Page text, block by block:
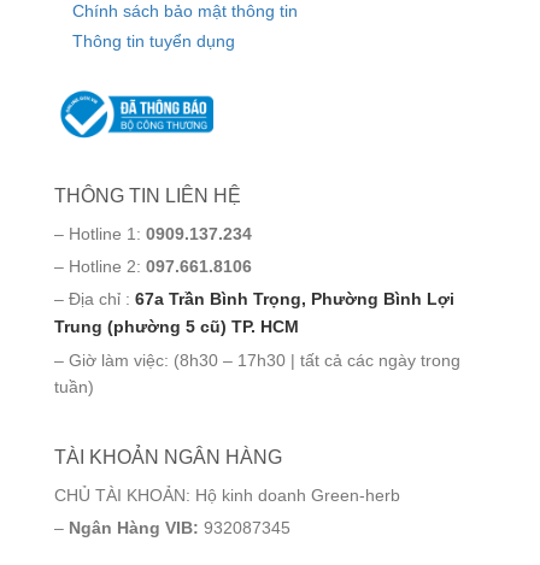
Chính sách bảo mật thông tin
Thông tin tuyển dụng
THÔNG TIN LIÊN HỆ
– Hotline 1: 0909.137.234
– Hotline 2: 097.661.8106
– Địa chỉ : 67a Trần Bình Trọng, Phường Bình Lợi
Trung (phường 5 cũ) TP. HCM
– Giờ làm việc: (8h30 – 17h30 | tất cả các ngày trong
tuần)
TÀI KHOẢN NGÂN HÀNG
CHỦ TÀI KHOẢN: Hộ kinh doanh Green-herb
– Ngân Hàng VIB: 932087345